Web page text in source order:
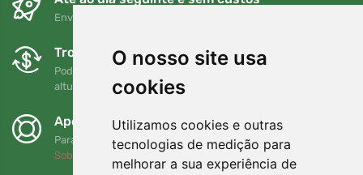
O nosso site usa
cookies
Utilizamos cookies e outras
tecnologias de medição para
melhorar a sua experiência de
Envio gratuito para encomendas superiores a 80 EUR
Trocas e devoluções gratuitas
Pode devolver ou trocar a sua encomenda em qualquer
altura no prazo de 90 dias
Apoiamos a Trees.org
Para cada encomenda plantamos uma árvore! Leia mais
Sobre nós